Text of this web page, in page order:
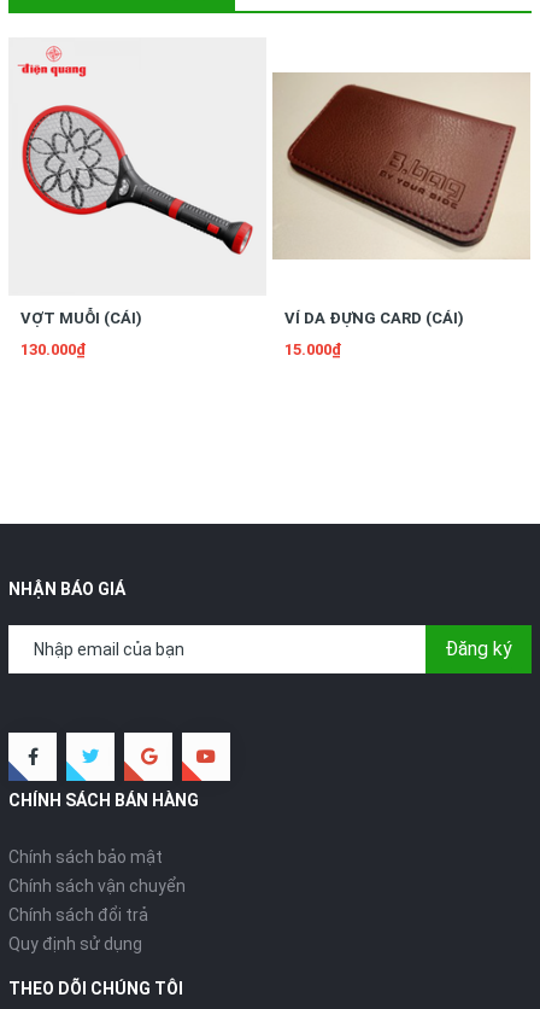
VỢT MUỖI (CÁI)
130.000₫
VÍ DA ĐỰNG CARD (CÁI)
15.000₫
NHẬN BÁO GIÁ
Đăng ký
CHÍNH SÁCH BÁN HÀNG
Chính sách bảo mật
Chính sách vận chuyển
Chính sách đổi trả
Quy định sử dụng
THEO DÕI CHÚNG TÔI